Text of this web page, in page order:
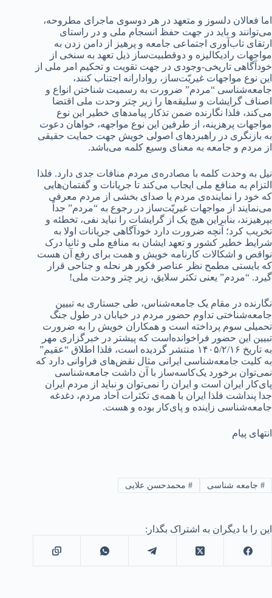
اما فعالان دلسوز و متعهد در هر دوسوی ماجرای مطروحه،
می‌توانند و باید در جهت حفظ انسجام ملی و در راستای
ارتقای تاب‌آوری اجتماعی جامعه و پرهیز از دامن زدن به
مواجهات رادیکالیزه و دوقطبیت‌ساز ذیل تعهد به سنخی از
خودآگاهی تاریخی-وجودی در جهت تقویت و تحکیم امر ملی از
این نوع مواجهات غیریّت‌ساز، روادارانه اجتناب کنند،
جامعه‌شناسی “مردم” ضرورت به رسمیت شناختن انواع و
اصناف گرایشات و سلیقه‌ها را زیر چتر وحدت ملی اقتضا
می‌کند، فلذا نگارنده ضمن تذکار پیامدهای خطیر این نوع
مواجهات پرهزینه، از طرفین این نوع مواجهه، خواهان دعوت
به بازنگری در راهبردهای اصولی خویش جهت حمایت حقیقی
از مردم و جامعه به معنای وسیع کلمه می‌باشد‌.
نیل به وحدت کلمه با مصادره‌ی مردم منافات جدی دارد‌. فلذا
التزام به منافع ملی ایجاب می‌کند تا جریانات و گفتمان‌هایی
که خود را نماینده‌ی مردم یا صدای بخشی از مردم معرفی
می‌نمایند از مواجهات غیریّت‌ساز در رجوع به “مردم” جداً
بپرهیزند، بنابراین هیچ یک از گرایشات را نباید نفی، تخطئه و
تخریب کرد؛ آنچه ضرورت دارد خودآگاهی جریانات اولا به
شرایط خطیر کشور و تعهد ایشان به منافع ملی و ثانیا درک
نواقص و اشکالات کارنامه خویش و همت برای رفع آن هست
که بایستی مطمح نظر عناصر فکور هر نحله و جناحی قرار
گیرد. “مردم” یعنی تکثر سلایق، زیر چتر وحدت ملی!
نگارنده در مقام یک جامعه‌شناس، طی جستاری به تبیین
جامعه‌شناختی تداوم حضور مردم در خیابان‌ در طول جنگ
تحمیلی سوم پرداخته است و همکاران خویش را به ضرورت
تبیین این حضور فراخوانده‌است که پیشتر در خبرگزاری مهر
به تاریخ ۱۴۰۵/۲/۱۶ منتشر گردیده است، فلذا اطلاق “عقیم”
به کلیت جامعه‌شناسی ایرانی مثال نقض‌های فراوانی دارد که
نمی‌توان برخورد یک‌کاسه‌ساز با آن داشت جامعه‌شناسی
پای‌کار ایران است و ایران را نمی‌توان و نباید از مردم ایران
جدا پنداشت فلذا ایران با همه‌ی تکثرات آحاد مردم، دغدغه
جامعه‌شناسی زاینده و پای‌کار بوده و هست.
انتهای پیام
#جامعه شناسی #محمدحسن علایی
این را با دیگران به اشتراک بگذار: